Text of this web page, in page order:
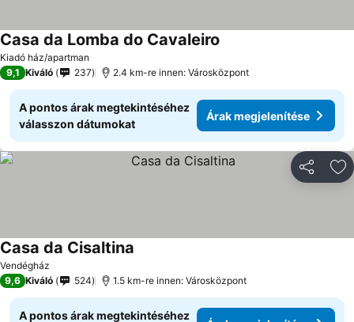
Kiadó ház/apartman
Casa da Lomba do Cavaleiro
9,1 Kiváló 237 2.4 km-re innen: Városközpont
A pontos árak megtekintéséhez
válasszon dátumokat
Árak megjelenítése
Vendégház
Casa da Cisaltina
9,6 Kiváló 524 1.5 km-re innen: Városközpont
A pontos árak megtekintéséhez